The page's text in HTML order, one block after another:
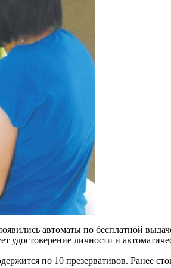
автоматы по бесплатной
удостоверение личности и
по 10 презервативов. Ранее